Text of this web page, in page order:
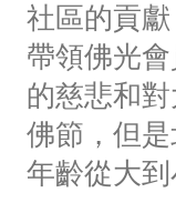
社區的貢
帶領佛光
的慈悲和
佛節，但
年齡從大